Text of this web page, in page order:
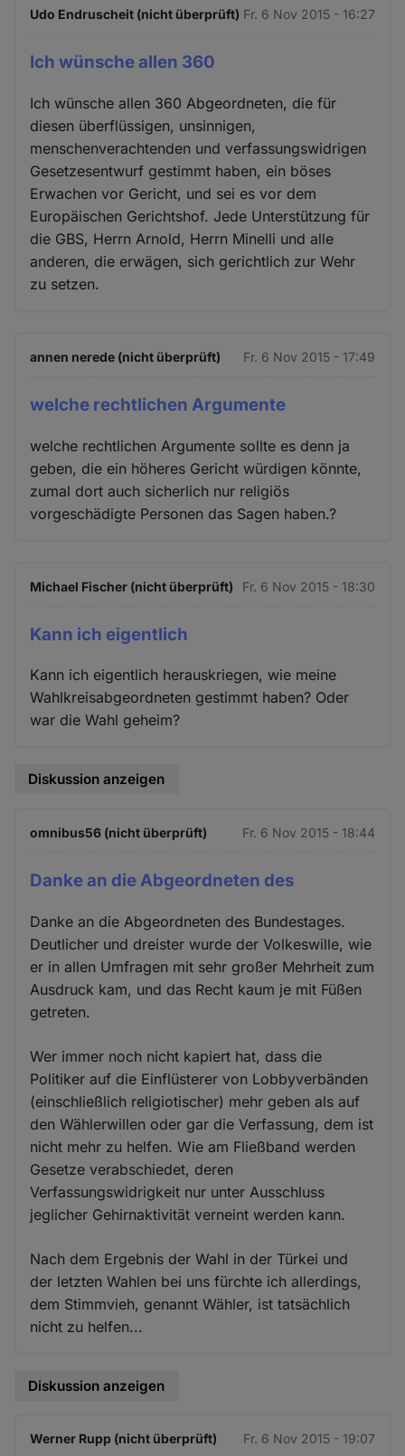
Udo Endruscheit (nicht überprüft) Fr. 6 Nov 2015 - 16:27
Ich wünsche allen 360
Ich wünsche allen 360 Abgeordneten, die für
diesen überflüssigen, unsinnigen,
menschenverachtenden und verfassungswidrigen
Gesetzesentwurf gestimmt haben, ein böses
Erwachen vor Gericht, und sei es vor dem
Europäischen Gerichtshof. Jede Unterstützung für
die GBS, Herrn Arnold, Herrn Minelli und alle
anderen, die erwägen, sich gerichtlich zur Wehr
zu setzen.
annen nerede (nicht überprüft) Fr. 6 Nov 2015 - 17:49
welche rechtlichen Argumente
welche rechtlichen Argumente sollte es denn ja
geben, die ein höheres Gericht würdigen könnte,
zumal dort auch sicherlich nur religiös
vorgeschädigte Personen das Sagen haben.?
Michael Fischer (nicht überprüft) Fr. 6 Nov 2015 - 18:30
Kann ich eigentlich
Kann ich eigentlich herauskriegen, wie meine
Wahlkreisabgeordneten gestimmt haben? Oder
war die Wahl geheim?
Diskussion anzeigen
omnibus56 (nicht überprüft) Fr. 6 Nov 2015 - 18:44
Danke an die Abgeordneten des
Danke an die Abgeordneten des Bundestages.
Deutlicher und dreister wurde der Volkeswille, wie
er in allen Umfragen mit sehr großer Mehrheit zum
Ausdruck kam, und das Recht kaum je mit Füßen
getreten.
Wer immer noch nicht kapiert hat, dass die
Politiker auf die Einflüsterer von Lobbyverbänden
(einschließlich religiotischer) mehr geben als auf
den Wählerwillen oder gar die Verfassung, dem ist
nicht mehr zu helfen. Wie am Fließband werden
Gesetze verabschiedet, deren
Verfassungswidrigkeit nur unter Ausschluss
jeglicher Gehirnaktivität verneint werden kann.
Nach dem Ergebnis der Wahl in der Türkei und
der letzten Wahlen bei uns fürchte ich allerdings,
dem Stimmvieh, genannt Wähler, ist tatsächlich
nicht zu helfen...
Diskussion anzeigen
Werner Rupp (nicht überprüft) Fr. 6 Nov 2015 - 19:07